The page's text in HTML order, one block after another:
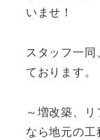
いませ！
スタッフ一
ております。
～増改築、
なら地元の工